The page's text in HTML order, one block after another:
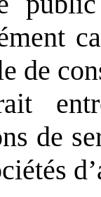
de
de